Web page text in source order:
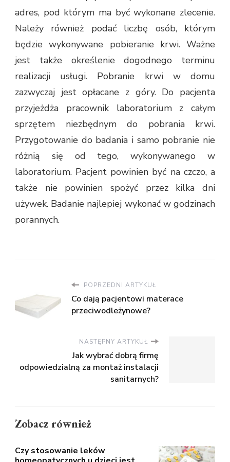
adres, pod którym ma być wykonane zlecenie.
Należy również podać liczbę osób, którym
będzie wykonywane pobieranie krwi. Ważne
jest także określenie dogodnego terminu
realizacji usługi. Pobranie krwi w domu
zazwyczaj jest opłacane z góry. Do pacjenta
przyjeżdża pracownik laboratorium z całym
sprzętem niezbędnym do pobrania krwi.
Przygotowanie do badania i samo pobranie nie
różnią się od tego, wykonywanego w
laboratorium. Pacjent powinien być na czczo, a
także nie powinien spożyć przez kilka dni
używek. Badanie najlepiej wykonać w godzinach
porannych.
POPRZEDNI ARTYKUŁ
Co dają pacjentowi materace
przeciwodleżynowe?
NASTĘPNY ARTYKUŁ
Jak wybrać dobrą firmę
odpowiedzialną za montaż instalacji
sanitarnych?
Zobacz również
Czy stosowanie leków